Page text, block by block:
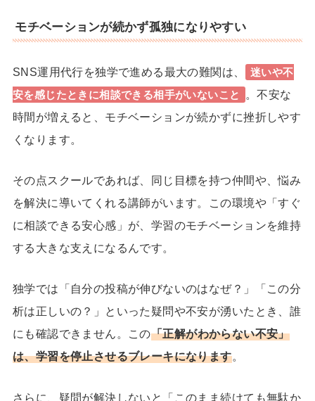
モチベーションが続かず孤独になりやすい
SNS運用代行を独学で進める最大の難関は、
迷いや不
安を感じたときに相談できる相手がいないこと
。不安な
時間が増えると、モチベーションが続かずに挫折しやす
くなります。
その点スクールであれば、同じ目標を持つ仲間や、悩み
を解決に導いてくれる講師がいます。
この環境や「すぐ
に相談できる安心感」が、学習のモチベーションを維持
する大きな支えになるんです。
独学では「自分の投稿が伸びないのはなぜ？」「この分
析は正しいの？」といった疑問や不安が湧いたとき、誰
にも確認できません。この「正解がわからない不安」
は、学習を停止させるブレーキになります。
さらに、疑問が解決しないと「このまま続けても無駄か